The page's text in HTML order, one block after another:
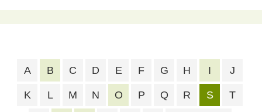
A B C D E F G H I J
K L M N O P Q R S T